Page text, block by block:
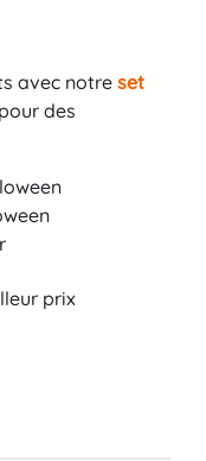
avec notre set
pour des
prix